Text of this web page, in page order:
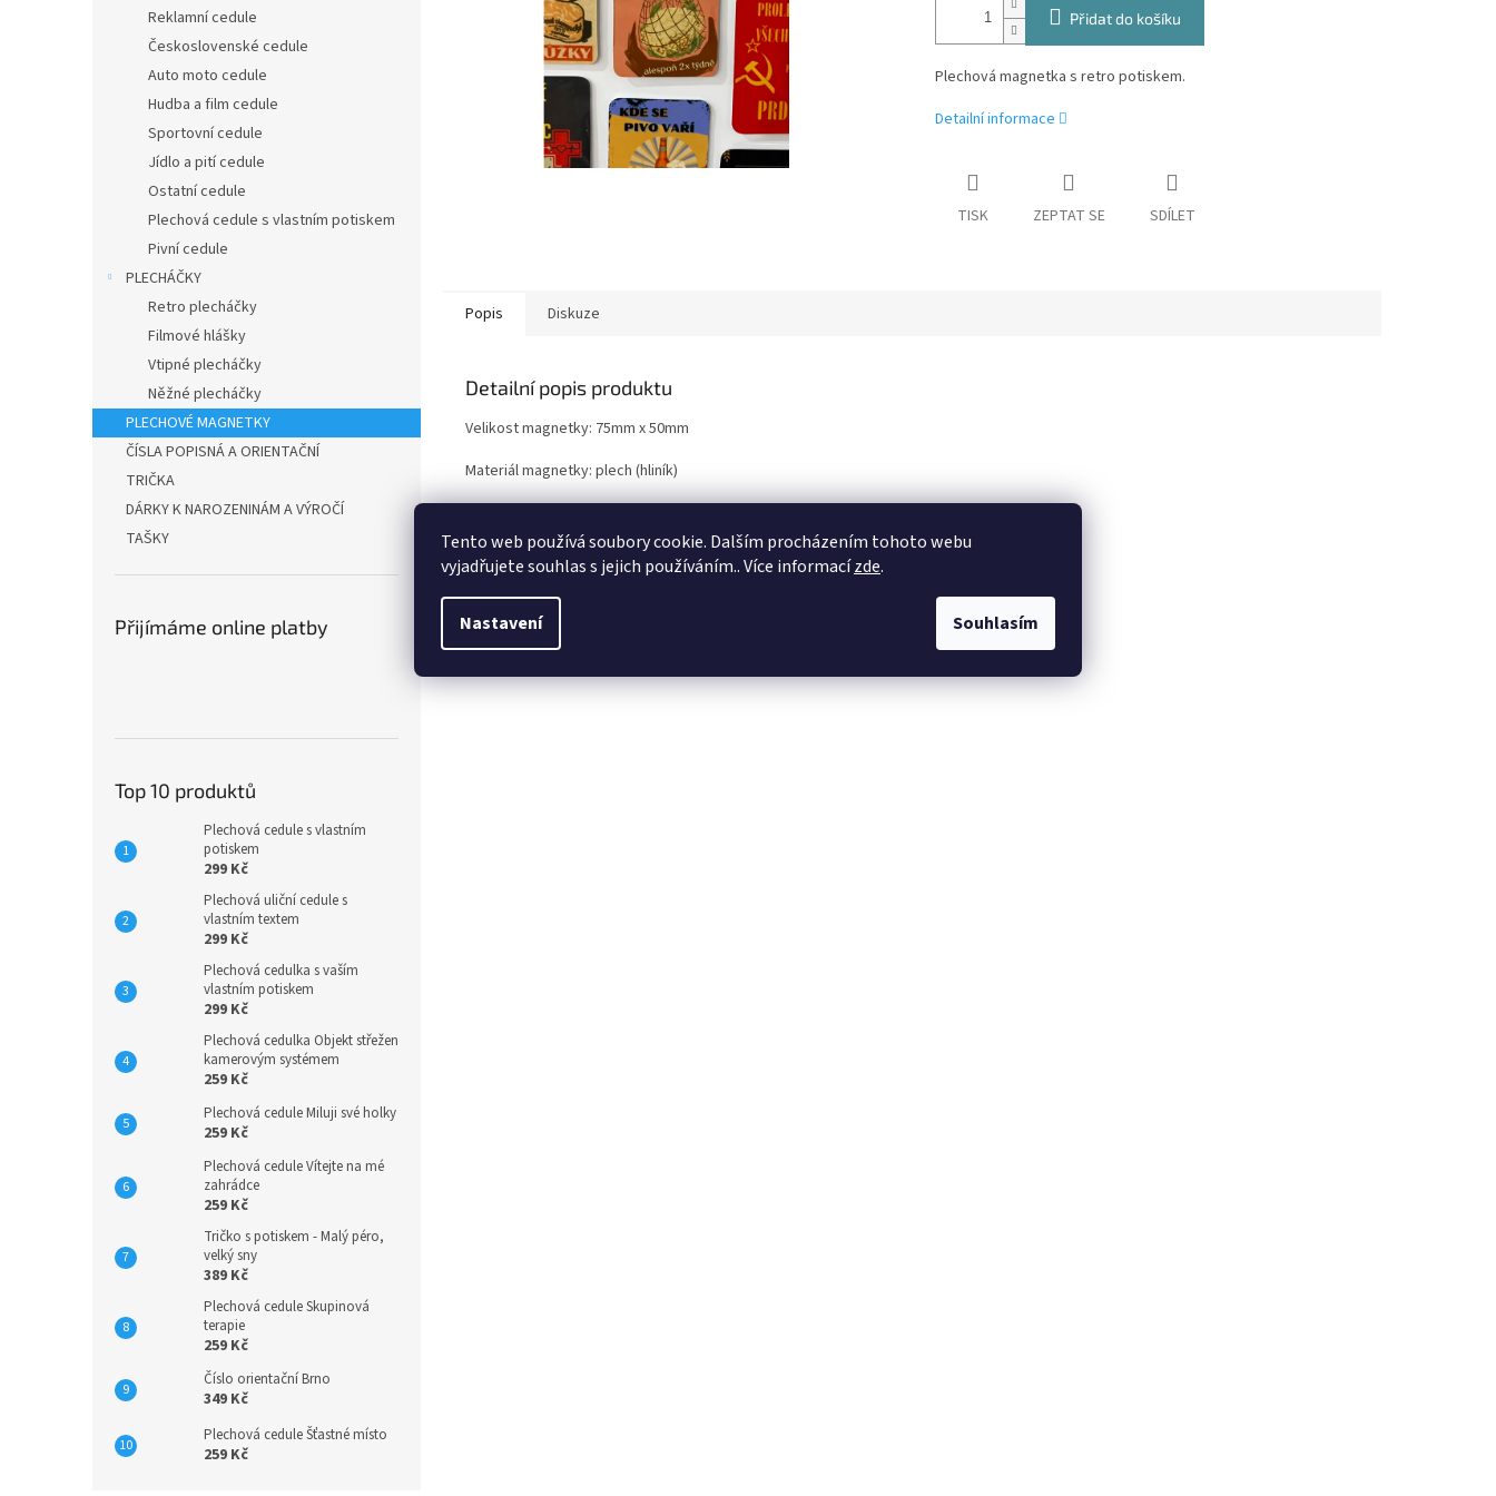
Tento web používá soubory cookie. Dalším procházením tohoto webu
vyjadřujete souhlas s jejich používáním.. Více informacízde.
Nastavení Souhlasím
Reklamní cedule
Československé cedule
Auto moto cedule
Hudba a film cedule
Sportovní cedule
Jídlo a pití cedule
Ostatní cedule
Plechová cedule s vlastním potiskem
Pivní cedule
PLECHÁČKY
Retro plecháčky
Filmové hlášky
Vtipné plecháčky
Něžné plecháčky
PLECHOVÉ MAGNETKY
ČÍSLA POPISNÁ A ORIENTAČNÍ
TRIČKA
DÁRKY K NAROZENINÁM A VÝROČÍ
TAŠKY
Přijímáme online platby
Top 10 produktů
Plechová cedule s vlastním
potiskem
299 Kč
Plechová uliční cedule s
vlastním textem
299 Kč
Plechová cedulka s vaším
vlastním potiskem
299 Kč
Plechová cedulka Objekt střežen
kamerovým systémem
259 Kč
Plechová cedule Miluji své holky
259 Kč
Plechová cedule Vítejte na mé
zahrádce
259 Kč
Tričko s potiskem - Malý péro,
velký sny
389 Kč
Plechová cedule Skupinová
terapie
259 Kč
Číslo orientační Brno
349 Kč
Plechová cedule Šťastné místo
259 Kč
Přidat do košíku
Plechová magnetka s retro potiskem.
Detailní informace
TISK ZEPTAT SE SDÍLET
Popis Diskuze
Detailní popis produktu
Velikost magnetky: 75mm x 50mm
Materiál magnetky: plech (hliník)